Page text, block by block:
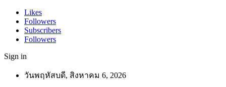
Likes
Followers
Subscribers
Followers
Sign in
วันพฤหัสบดี, สิงหาคม 6, 2026